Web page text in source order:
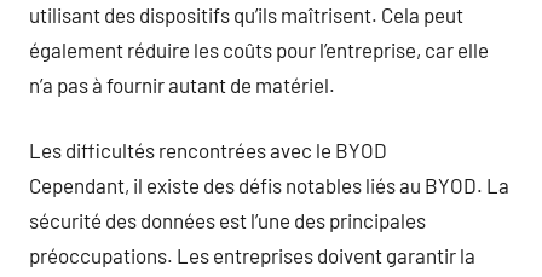
utilisant des dispositifs qu’ils maîtrisent. Cela peut
également réduire les coûts pour l’entreprise, car elle
n’a pas à fournir autant de matériel.
Les difficultés rencontrées avec le BYOD
Cependant, il existe des défis notables liés au BYOD. La
sécurité des données est l’une des principales
préoccupations. Les entreprises doivent garantir la